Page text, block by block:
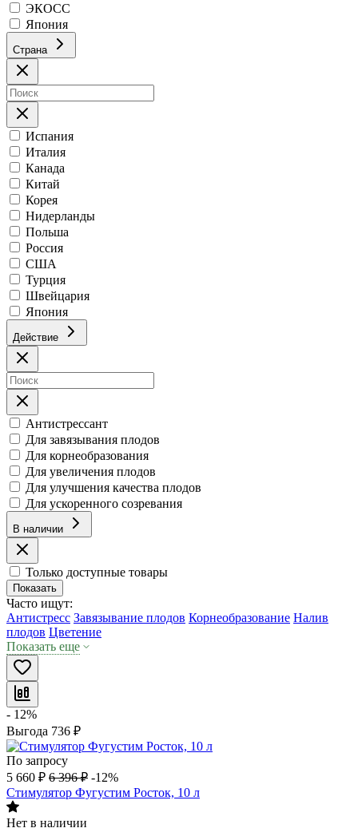
ЭКОСС
Япония
Страна
Испания
Италия
Канада
Китай
Корея
Нидерланды
Польша
Россия
США
Турция
Швейцария
Япония
Действие
Антистрессант
Для завязывания плодов
Для корнеобразования
Для увеличения плодов
Для улучшения качества плодов
Для ускоренного созревания
В наличии
Только доступные товары
Показать
Часто ищут:
Антистресс Завязывание плодов Корнеобразование Налив
плодов Цветение
Показать еще
- 12%
Выгода 736 ₽
По запросу
5 660 ₽ 6 396 ₽ -12%
Стимулятор Фугустим Росток, 10 л
Нет в наличии